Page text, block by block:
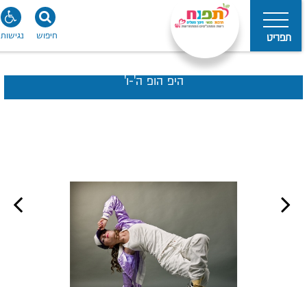
תפריט נגישות חיפוש
היפ הופ ה'-ו'